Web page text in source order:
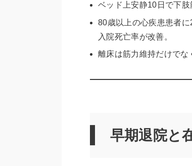
ベッド上安静10日で下肢
80歳以上の心疾患患者
入院死亡率が改善。
離床は筋力維持だけでな
早期退院と